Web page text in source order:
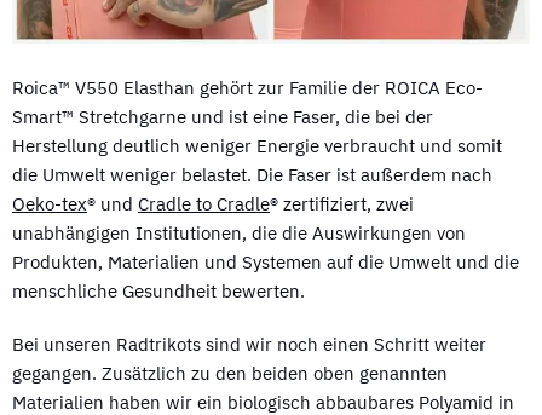
Roica™ V550 Elasthan gehört zur Familie der ROICA Eco-
Smart™ Stretchgarne und ist eine Faser, die bei der
Herstellung deutlich weniger Energie verbraucht und somit
die Umwelt weniger belastet. Die Faser ist außerdem nach
Oeko-tex® und Cradle to Cradle® zertifiziert, zwei
unabhängigen Institutionen, die die Auswirkungen von
Produkten, Materialien und Systemen auf die Umwelt und die
menschliche Gesundheit bewerten.
Bei unseren Radtrikots sind wir noch einen Schritt weiter
gegangen. Zusätzlich zu den beiden oben genannten
Materialien haben wir ein biologisch abbaubares Polyamid in